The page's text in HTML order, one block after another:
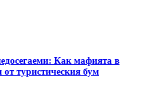
Как мафията в
туристическия бум